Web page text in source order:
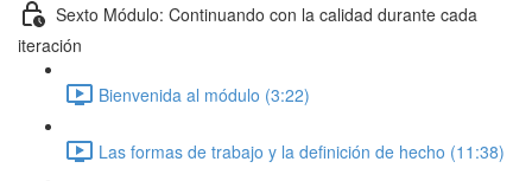
Sexto Módulo: Continuando con la calidad durante cada
iteración
Bienvenida al módulo (3:22)
Las formas de trabajo y la definición de hecho (11:38)